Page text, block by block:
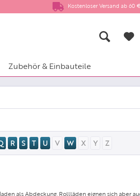
Kostenloser Versand ab 60 €
Zubehör & Einbauteile
R S T U V W X Y Z
als Abdeckung. Rollläden eignen sich aber